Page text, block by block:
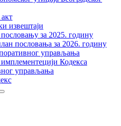
извештаји
за 2025. годину
пословања за 2026. годину
управљања
Кодекса
управљања